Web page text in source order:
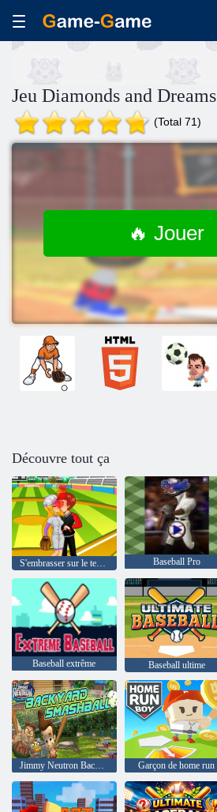
Jeu Diamonds and Dreams
(Total 71)
🔥 Jouer
Découvre tout ça
S'embrasser sur le terrain de baseball Baseball Pro
Baseball extrême Baseball ultime
Jimmy Neutron Backyard Smashball Garçon de home run